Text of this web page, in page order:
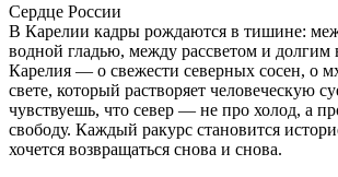
Сердце России
В Карелии кадры рождаются в тишине:
водной гладью, между рассветом и долгим
Карелия — о свежести северных сосен, о
свете, который растворяет человеческую
чувствуешь, что север — не про холод, а
свободу. Каждый ракурс становится
хочется возвращаться снова и снова.